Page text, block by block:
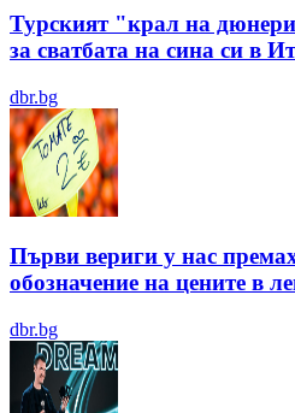
Турският "крал на
за сватбата на сина си в
dbr.bg
Първи вериги у нас
обозначение на цените в
dbr.bg